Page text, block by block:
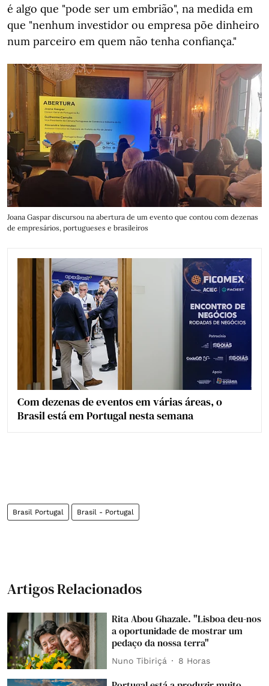
é algo que "pode ser um embrião", na medida em
que "nenhum investidor ou empresa põe dinheiro
num parceiro em quem não tenha confiança."
Joana Gaspar discursou na abertura de um evento que contou com dezenas
de empresários, portugueses e brasileiros
Com dezenas de eventos em várias áreas, o
Brasil está em Portugal nesta semana
Brasil Portugal Brasil - Portugal
Artigos Relacionados
Rita Abou Ghazale. "Lisboa deu-nos
a oportunidade de mostrar um
pedaço da nossa terra"
Nuno Tibiriçá 8 Horas